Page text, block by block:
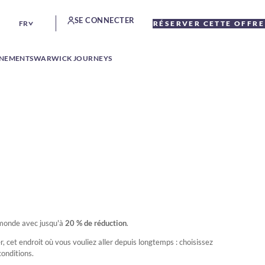
FR SE CONNECTER RÉSERVER CETTE OFFRE
WARWICK JOURNEYS
avec jusqu'à 20 % de réduction.
cet endroit où vous vouliez aller depuis longtemps : choisissez